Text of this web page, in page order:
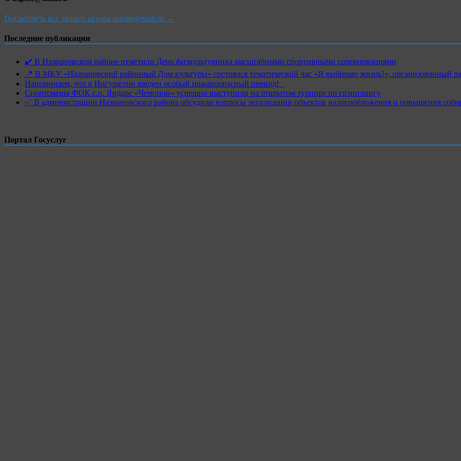
Посмотреть все записи автора ingsite@mail.ru →
Последние публикации
✔️ В Назрановском районе отметили День физкультурника масштабными спортивными соревнованиями
📍 В МКУ «Назрановский районный Дом культуры» состоялся тематический час «Я выбираю жизнь!», организованный
Напоминаем, что в Ингушетии введен особый пожароопасный период!⁣⁣⠀
Спортсмены ФОК с.п. Яндаре «Чемпион» успешно выступили на открытом турнире по грэпплингу
✅ В администрации Назрановского района обсудили вопросы легализации объектов налогообложения и повышения
Портал Госуслуг